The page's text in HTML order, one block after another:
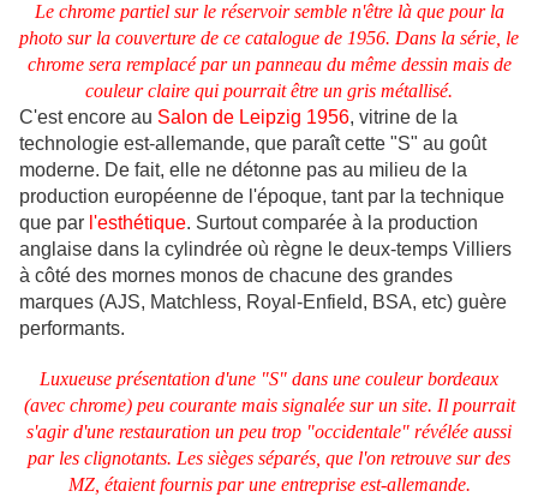
Le chrome partiel sur le réservoir semble n'être là que pour la
photo sur la couverture de ce catalogue de 1956. Dans la série, le
chrome sera remplacé par un panneau du même dessin mais de
couleur claire qui pourrait être un gris métallisé.
C'est encore au Salon de Leipzig 1956, vitrine de la
technologie est-allemande, que paraît cette "S" au goût
moderne. De fait, elle ne détonne pas au milieu de la
production européenne de l'époque, tant par la technique
que par l'esthétique. Surtout comparée à la production
anglaise dans la cylindrée où règne le deux-temps Villiers
à côté des mornes monos de chacune des grandes
marques (AJS, Matchless, Royal-Enfield, BSA, etc) guère
performants.
Luxueuse présentation d'une "S" dans une couleur bordeaux
(avec chrome) peu courante mais signalée sur un site. Il pourrait
s'agir d'une restauration un peu trop "occidentale" révélée aussi
par les clignotants. Les sièges séparés, que l'on retrouve sur des
MZ, étaient fournis par une entreprise est-allemande.